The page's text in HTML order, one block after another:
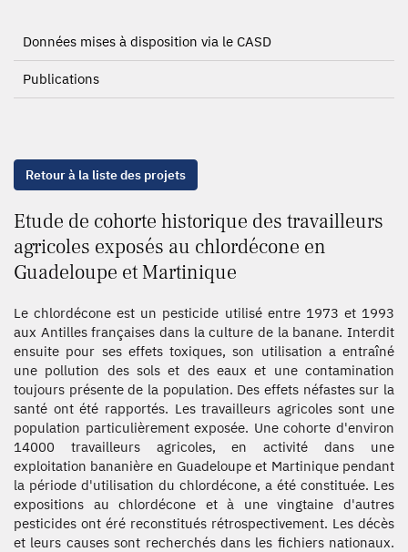
Données mises à disposition via le CASD
Publications
Retour à la liste des projets
Etude de cohorte historique des travailleurs
agricoles exposés au chlordécone en
Guadeloupe et Martinique
Le chlordécone est un pesticide utilisé entre 1973 et 1993
aux Antilles françaises dans la culture de la banane. Interdit
ensuite pour ses effets toxiques, son utilisation a entraîné
une pollution des sols et des eaux et une contamination
toujours présente de la population. Des effets néfastes sur la
santé ont été rapportés. Les travailleurs agricoles sont une
population particulièrement exposée. Une cohorte d'environ
14000 travailleurs agricoles, en activité dans une
exploitation bananière en Guadeloupe et Martinique pendant
la période d'utilisation du chlordécone, a été constituée. Les
expositions au chlordécone et à une vingtaine d'autres
pesticides ont éré reconstitués rétrospectivement. Les décès
et leurs causes sont recherchés dans les fichiers nationaux.